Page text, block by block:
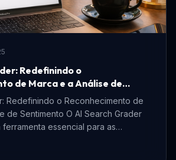
Redefinindo o
de Marca e a Análise de
Redefinindo o Reconhecimento de
de Sentimento O AI Search Grader
essencial para as